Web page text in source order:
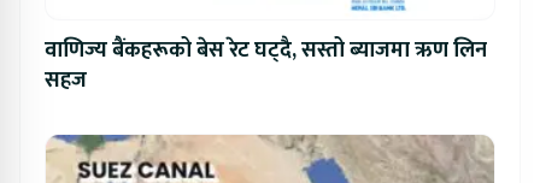
वाणिज्य बैंकहरूको बेस रेट घट्दै, सस्तो ब्याजमा ऋण लिन
सहज